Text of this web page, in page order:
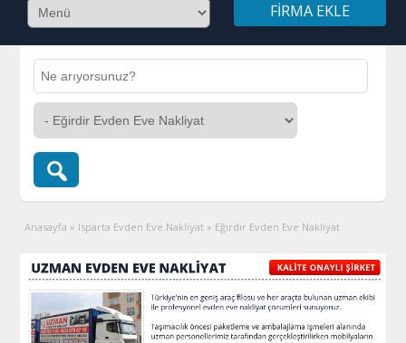
FIRMA EKLE
Anasayfa » Isparta Evden Eve Nakliyat » Eğirdir Evden Eve Nakliyat